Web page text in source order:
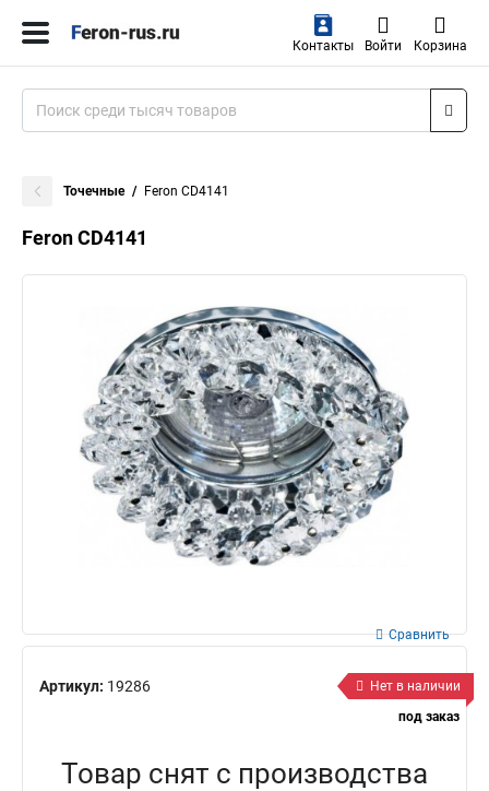
Контакты Войти Корзина
Точечные Feron CD4141
Feron CD4141
Артикул: 19286
Сравнить
Нет в наличии
под заказ
Товар снят с производства